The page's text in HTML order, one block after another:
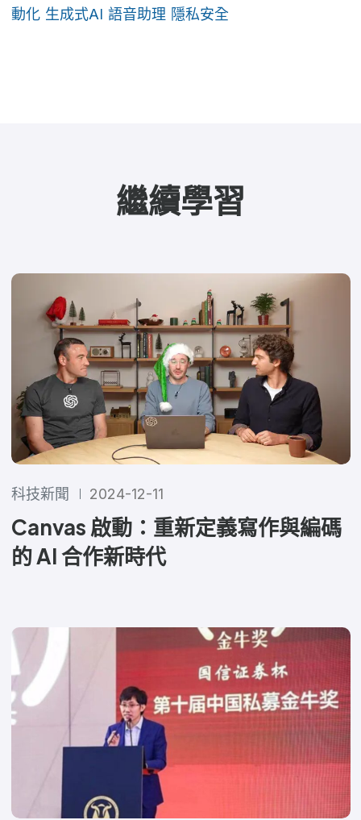
動化 生成式AI 語音助理 隱私安全
繼續學習
科技新聞 2024-12-11
Canvas 啟動：重新定義寫作與編碼
的 AI 合作新時代